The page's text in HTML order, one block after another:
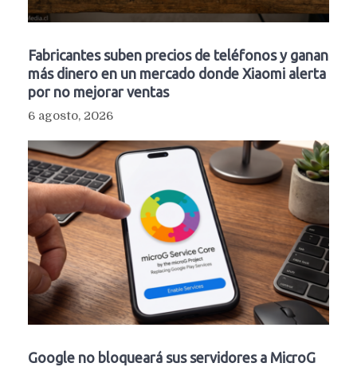
Fabricantes suben precios de teléfonos y ganan
más dinero en un mercado donde Xiaomi alerta
por no mejorar ventas
6 agosto, 2026
Google no bloqueará sus servidores a MicroG